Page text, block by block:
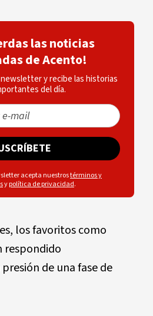
las noticias
de Acento!
y recibe las historias
del día.
acepta nuestrostérminos y
ypolítica de privacidad.
los favoritos como
respondido
de una fase de